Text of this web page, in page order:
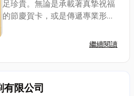
足珍貴。無論是承載著真摯祝福
的節慶賀卡，或是傳遞專業形象
作精良的信封賀卡，都能在方寸
整理了幾家優質的台中信封賀卡
繼續閱讀
限公司